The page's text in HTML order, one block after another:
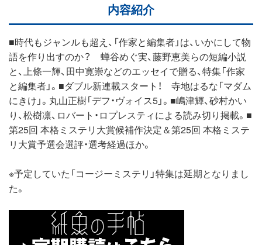
内容紹介
■時代もジャンルも超え、「作家と編集者」は、いかにして物
語を作り出すのか？ 蝉谷めぐ実、藤野恵美らの短編小説
と、上條一輝、田中寛崇などのエッセイで贈る、特集「作家
と編集者」。■ダブル新連載スタート！ 寺地はるな「マダム
にきけ」。丸山正樹「デフ・ヴォイス5」。■嶋津輝、砂村かい
り、松樹凛、ロバート・ロプレスティによる読み切り掲載。■
第25回 本格ミステリ大賞候補作決定＆第25回 本格ミステ
リ大賞予選会選評・選考経過ほか。
※予定していた「コージーミステリ」特集は延期となりまし
た。